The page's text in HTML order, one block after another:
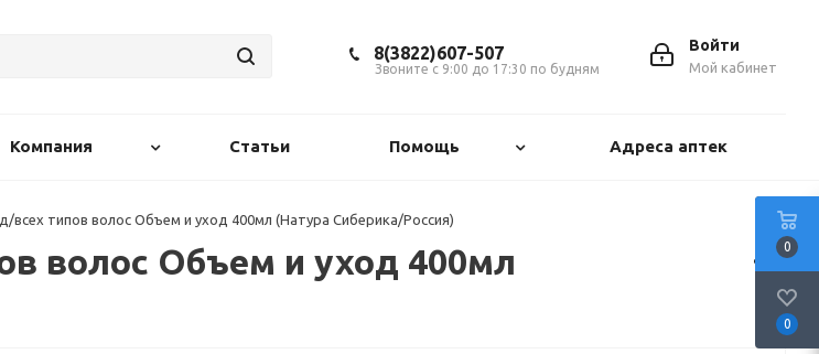
Войти
Мой кабинет
8(3822)607-507
Звоните с 9:00 до 17:30 по будням
Компания Статьи Помощь Адреса аптек
всех типов волос Объем и уход 400мл (Натура Сиберика/Россия)
волос Объем и уход 400мл
0
0